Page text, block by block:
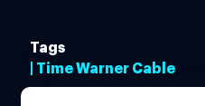
Tags
| Time Warner Cable